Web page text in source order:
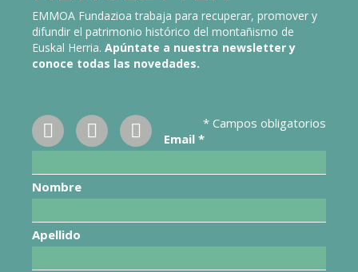
EMMOA Fundazioa trabaja para recuperar, promover y
difundir el patrimonio histórico del montañismo de
Euskal Herria. Apúntate a nuestra newsletter y
conoce todas las novedades.
* Campos obligatorios
Email *
Nombre
Apellido